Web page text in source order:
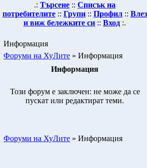
.: Търсене :: Списък на
потребителите :: Групи :: Профил :: Влез
и виж бележките си :: Вход :.
Информация
Форуми на ХуЛите » Информация
Информация
Този форум е заключен: не може да се
пускат или редактират теми.
Форуми на ХуЛите » Информация